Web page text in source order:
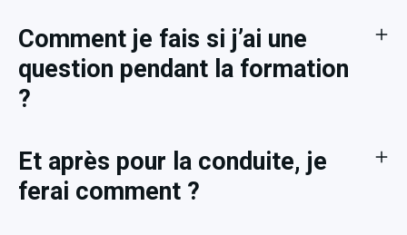
Comment je fais si j’ai une
question pendant la formation
?
Et après pour la conduite, je
ferai comment ?